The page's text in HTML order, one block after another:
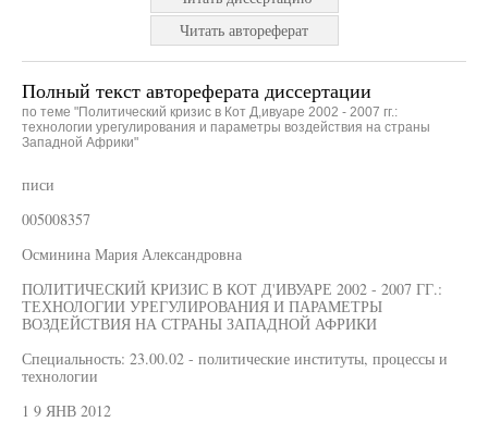
Читать автореферат
Полный текст автореферата диссертации
по теме "Политический кризис в Кот Д,ивуаре 2002 - 2007 гг.:
технологии урегулирования и параметры воздействия на страны
Западной Африки"
писи
005008357
Осминина Мария Александровна
ПОЛИТИЧЕСКИЙ КРИЗИС В КОТ Д'ИВУАРЕ 2002 - 2007 ГГ.:
ТЕХНОЛОГИИ УРЕГУЛИРОВАНИЯ И ПАРАМЕТРЫ
ВОЗДЕЙСТВИЯ НА СТРАНЫ ЗАПАДНОЙ АФРИКИ
Специальность: 23.00.02 - политические институты, процессы и
технологии
1 9 ЯНВ 2012